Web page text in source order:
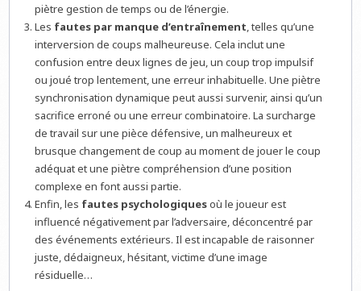
piètre gestion de temps ou de l’énergie.
Les fautes par manque d’entraînement, telles qu’une
interversion de coups malheureuse. Cela inclut une
confusion entre deux lignes de jeu, un coup trop impulsif
ou joué trop lentement, une erreur inhabituelle. Une piètre
synchronisation dynamique peut aussi survenir, ainsi qu’un
sacrifice erroné ou une erreur combinatoire. La surcharge
de travail sur une pièce défensive, un malheureux et
brusque changement de coup au moment de jouer le coup
adéquat et une piètre compréhension d’une position
complexe en font aussi partie.
Enfin, les fautes psychologiquesoù le joueur est
influencé négativement par l’adversaire, déconcentré par
des événements extérieurs. Il est incapable de raisonner
juste, dédaigneux, hésitant, victime d’une image
résiduelle…